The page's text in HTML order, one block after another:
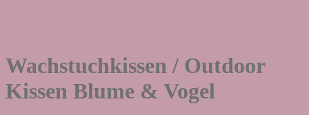
Wachstuchkissen / Outdoor
Kissen Blume & Vogel